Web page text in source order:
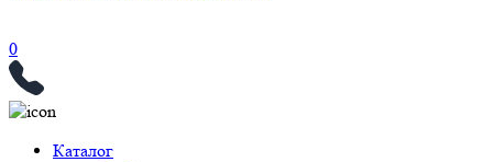
0
Каталог